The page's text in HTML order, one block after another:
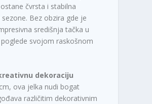
čvrsta i stabilna
Bez obzira gde je
središnja tačka u
svojom raskošnom
dekoraciju
ova jelka nudi bogat
različitim dekorativnim